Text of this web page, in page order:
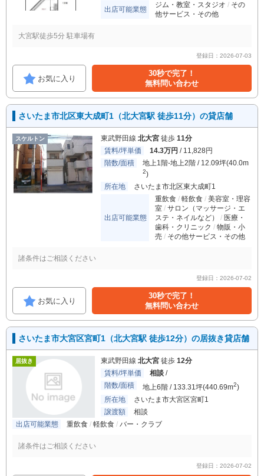
出店可能業態
ジム・教室・スタジオ
その
他サービス・その他
大宮駅徒歩5分 駐車場有
登録日：2026-07-03
お気に入り
30秒で完了！
無料問い合わせ
さいたま市北区東大成町1（北大宮駅 徒歩11分）の貸店舗
スケルトン 東武野田線 北大宮 徒歩 11分
賃料/坪単価
14.3万円 / 11,828円
階数/面積
地上1階-地上2階 / 12.09坪(40.0m
2)
所在地
さいたま市北区東大成町1
出店可能業態
重飲食 軽飲食
美容室・理容
室
サロン（マッサージ・エ
ステ・ネイルなど）
医療・
歯科・クリニック
物販・小
売
その他サービス・その他
諸条件はご相談ください
登録日：2026-07-02
お気に入り
30秒で完了！
無料問い合わせ
さいたま市大宮区宮町1（北大宮駅 徒歩12分）の居抜き貸店舗
居抜き 東武野田線 北大宮 徒歩 12分
賃料/坪単価
相談 /
階数/面積
地上6階 / 133.31坪(440.69m2)
所在地
さいたま市大宮区宮町1
譲渡額
相談
出店可能業態
重飲食 軽飲食 バー・クラブ
諸条件はご相談ください
登録日：2026-07-02